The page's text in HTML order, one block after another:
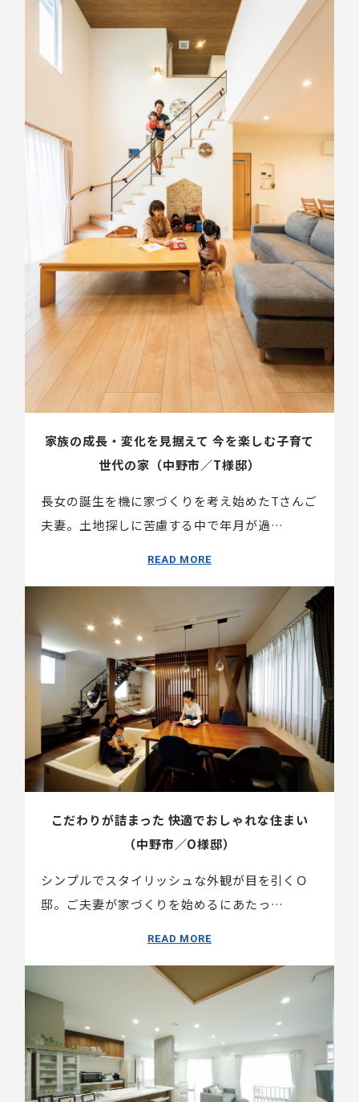
家族の成長・変化を見据えて 今を楽しむ子育て
世代の家（中野市／T様邸）
長女の誕生を機に家づくりを考え始めたTさんご
夫妻。土地探しに苦慮する中で年月が過…
こだわりが詰まった 快適でおしゃれな住まい
（中野市／O様邸）
シンプルでスタイリッシュな外観が目を引くＯ
邸。ご夫妻が家づくりを始めるにあたっ…